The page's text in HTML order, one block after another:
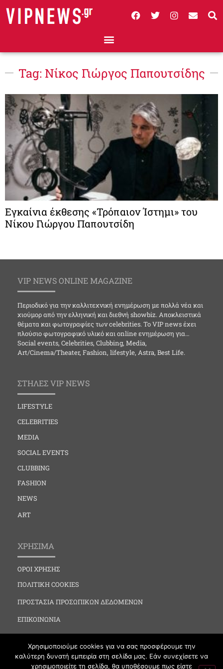
Tag: Νίκος Γιώργος Παπουτσίδης
Εγκαίνια έκθεσης «Τρόπαιον Ίστημι» του
Νίκου Γιώργου Παπουτσίδη
VIP NEWS ONLINE MAGAZINE
Περιοδικό για την καλλιτεχνική ενημέρωση με πολλά νέα και
χιούμορ από την ελληνική και διεθνή showbiz. Αποκλειστικά
θέματα και φωτογραφίες των celebrities. Το VIP news έχει
πλούσιο φωτογραφικό υλικό και online ενημέρωση για…
Social events, Celebrities, Clubbing, Media,
Art/Cinema/Theater, Fashion, lifestyle, Astra, Best Life.
ΣΤΗΛΕΣ VIP NEWS
LIFESTYLE
CELEBRITIES
MEDIA
SOCIAL EVENTS
CLUBBING
FASHION
NEWS
ART
ΧΡΗΣΙΜΑ
ΟΡΟΙ ΧΡΗΣΗΣ
ΠΟΛΙΤΙΚΗ COOKIES
ΠΡΟΣΤΑΣΙΑ ΠΡΟΣΩΠΙΚΩΝ ΔΕΔΟΜΕΝΩΝ
ΕΠΙΚΟΙΝΩΝΙΑ
Χρησιμοποιούμε cookies για να σας προσφέρουμε την
καλύτερη δυνατή εμπειρία στη σελίδα μας. Εάν συνεχίσετε να
χρησιμοποιείτε τη σελίδα, θα υποθέσουμε πως είστε